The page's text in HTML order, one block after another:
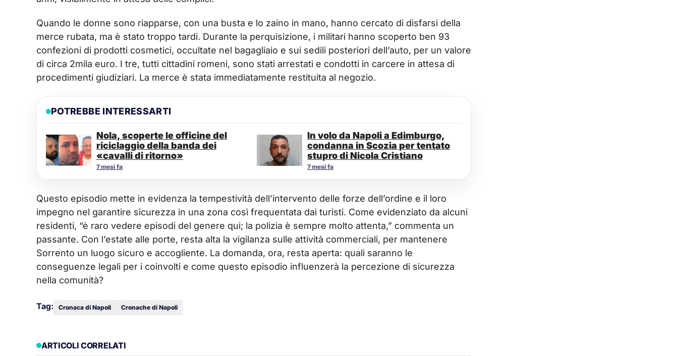
Quando le donne sono riapparse, con una busta e lo zaino in mano, hanno cercato di disfarsi della
merce rubata, ma è stato troppo tardi. Durante la perquisizione, i militari hanno scoperto ben 93
confezioni di prodotti cosmetici, occultate nel bagagliaio e sui sedili posteriori dell’auto, per un valore
di circa 2mila euro. I tre, tutti cittadini romeni, sono stati arrestati e condotti in carcere in attesa di
procedimenti giudiziari. La merce è stata immediatamente restituita al negozio.
POTREBBE INTERESSARTI
Nola, scoperte le officine del
riciclaggio della banda dei
«cavalli di ritorno»
7 mesi fa
In volo da Napoli a Edimburgo,
condanna in Scozia per tentato
stupro di Nicola Cristiano
7 mesi fa
Questo episodio mette in evidenza la tempestività dell’intervento delle forze dell’ordine e il loro
impegno nel garantire sicurezza in una zona così frequentata dai turisti. Come evidenziato da alcuni
residenti, “è raro vedere episodi del genere qui; la polizia è sempre molto attenta,” commenta un
passante. Con l’estate alle porte, resta alta la vigilanza sulle attività commerciali, per mantenere
Sorrento un luogo sicuro e accogliente. La domanda, ora, resta aperta: quali saranno le
conseguenze legali per i coinvolti e come questo episodio influenzerà la percezione di sicurezza
nella comunità?
Tag: Cronaca di Napoli Cronache di Napoli
ARTICOLI CORRELATI